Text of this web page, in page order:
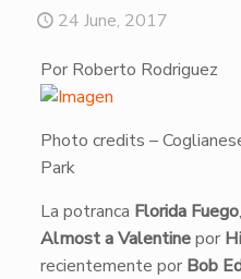
24 June, 2017
Por Roberto Rodriguez
Photo credits –
Park
La potranca Florida Fuego
Almost a Valentinepor
recientemente por Bob